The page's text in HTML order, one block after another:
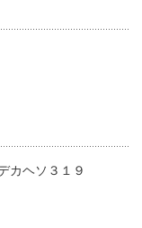
カヘソ３１９